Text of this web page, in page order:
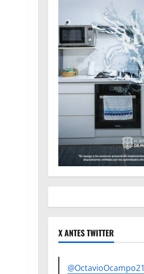
X ANTES TWITTER
@OctavioOcampo21